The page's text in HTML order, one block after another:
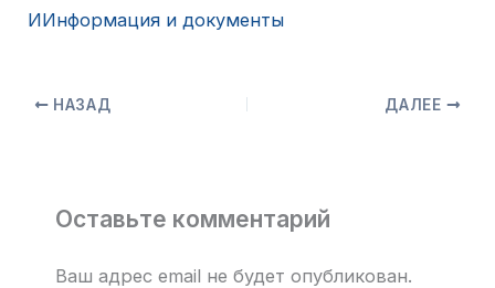
ИИнформация и документы
НАЗАД ДАЛЕЕ
Оставьте комментарий
Ваш адрес email не будет опубликован.